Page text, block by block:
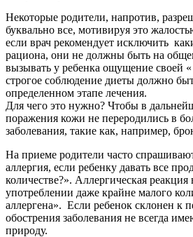
Некоторые родители, напротив,
буквально все, мотивируя это
если врач рекомендует исключить
рациона, они не должны быть на
вызывать у ребенка ощущение своей
строгое соблюдение диеты должно
определенном этапе лечения.
Для чего это нужно? Чтобы в
поражения кожи не переродились в
заболевания, такие как, например,
На приеме родители часто
аллергия, если ребенку давать все
количестве?». Аллергическая реакция
употреблении даже крайне малого
аллергена». Если ребенок склонен к
обострения заболевания не всегда
природу.